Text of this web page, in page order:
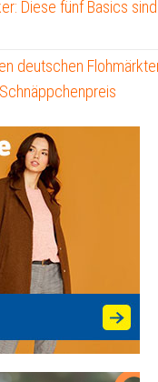
Diese fünf Basics
deutschen